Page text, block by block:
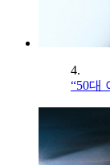
4.
“50대